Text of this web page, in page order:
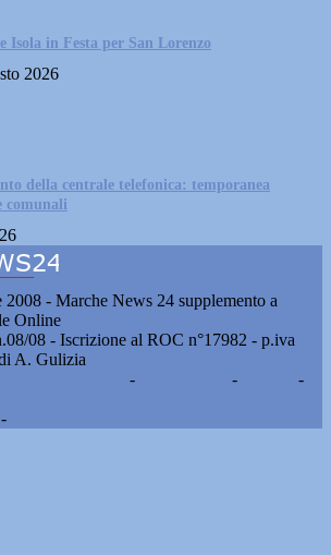
Isola in Festa per San Lorenzo
2026
della centrale telefonica: temporanea
comunali
- Marche News 24 supplemento a
Online
08 - Iscrizione al ROC n°17982 - p.iva
A. Gulizia
- -
-
-